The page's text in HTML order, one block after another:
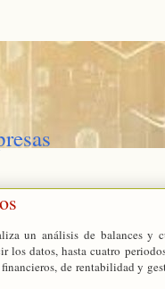
un análisis de balances y
los datos, hasta cuatro
de rentabilidad y